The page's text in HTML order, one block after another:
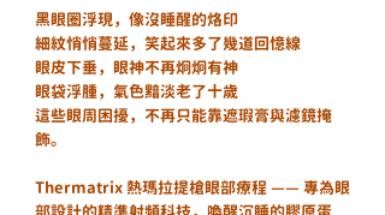
黑眼圈浮現，像沒睡醒的烙印
細紋悄悄蔓延，笑起來多了幾道回憶線
眼皮下垂，眼神不再炯炯有神
眼袋浮腫，氣色黯淡老了十歲
這些眼周困擾，不再只能靠遮瑕膏與濾鏡掩
飾。
Thermatrix 熱瑪拉提槍眼部療程 —— 專為眼